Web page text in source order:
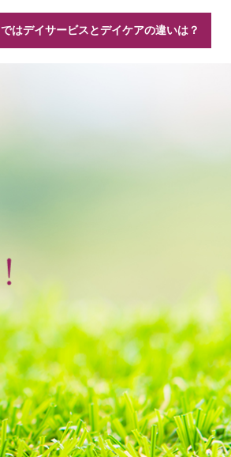
ではデイサービスとデイケアの違いは？